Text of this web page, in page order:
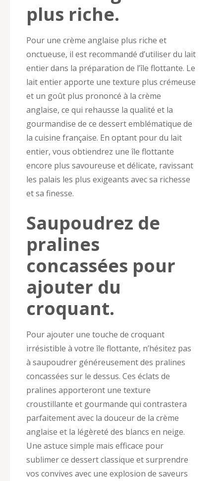
plus riche.
Pour une crème anglaise plus riche et
onctueuse, il est recommandé d’utiliser du lait
entier dans la préparation de l’île flottante. Le
lait entier apporte une texture plus crémeuse
et un goût plus prononcé à la crème
anglaise, ce qui rehausse la qualité et la
gourmandise de ce dessert emblématique de
la cuisine française. En optant pour du lait
entier, vous obtiendrez une île flottante
encore plus savoureuse et délicate, ravissant
les palais les plus exigeants avec sa richesse
et sa finesse.
Saupoudrez de
pralines
concassées pour
ajouter du
croquant.
Pour ajouter une touche de croquant
irrésistible à votre île flottante, n’hésitez pas
à saupoudrer généreusement des pralines
concassées sur le dessus. Ces éclats de
pralines apporteront une texture
croustillante et gourmande qui contrastera
parfaitement avec la douceur de la crème
anglaise et la légèreté des blancs en neige.
Une astuce simple mais efficace pour
sublimer ce dessert classique et surprendre
vos convives avec une explosion de saveurs